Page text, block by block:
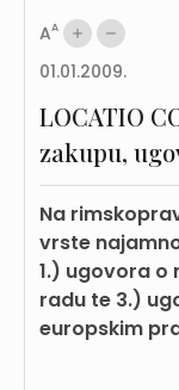
AA
01.01.2009.
LOCATIO
zakupu,
Na
vrste
1.) ugovora o
radu te 3.)
europskim